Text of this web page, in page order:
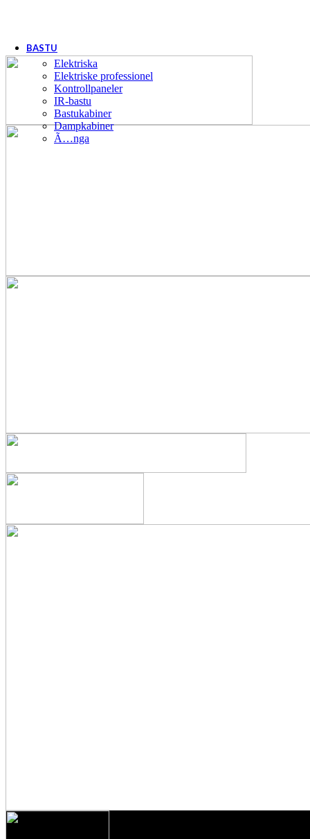
BASTU
Elektriska
Elektriske professionel
Kontrollpaneler
IR-bastu
Bastukabiner
Dampkabiner
Ã…nga